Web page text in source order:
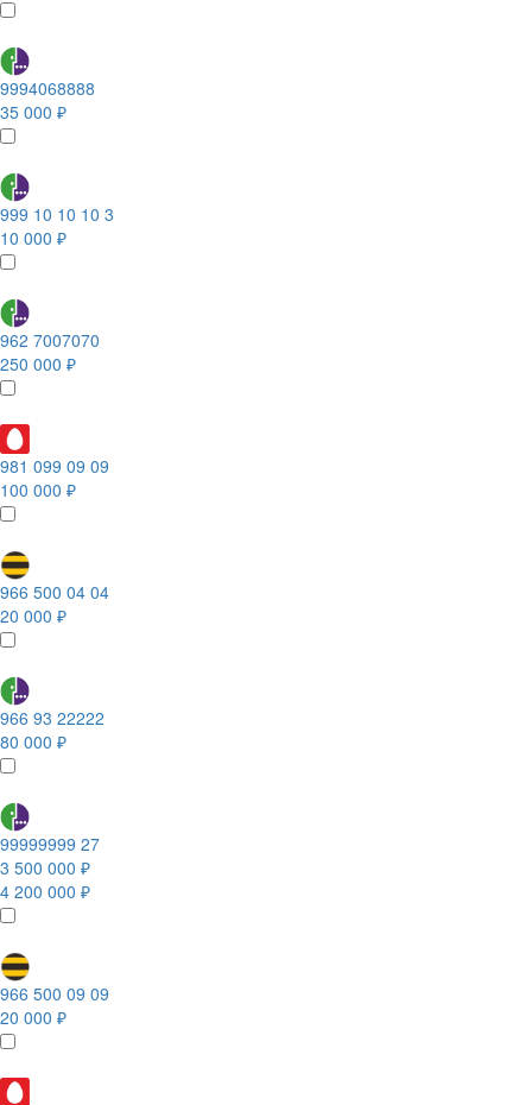
9994068888
35 000 ₽
999 10 10 10 3
10 000 ₽
962 7007070
250 000 ₽
981 099 09 09
100 000 ₽
966 500 04 04
20 000 ₽
966 93 22222
80 000 ₽
99999999 27
3 500 000 ₽
4 200 000 ₽
966 500 09 09
20 000 ₽